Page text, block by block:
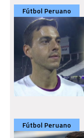
Fútbol Peruano
Fútbol Peruano